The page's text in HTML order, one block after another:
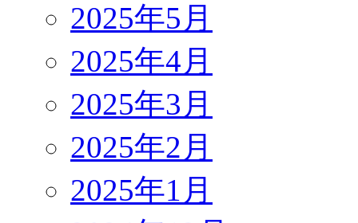
2025年5月
2025年4月
2025年3月
2025年2月
2025年1月